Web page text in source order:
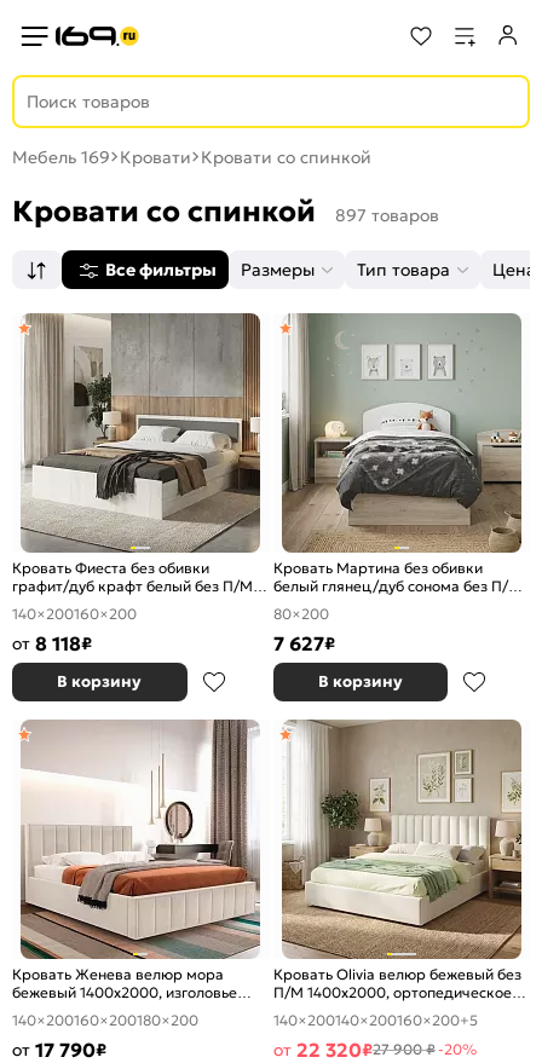
Мебель 169 Кровати Кровати со спинкой
Кровати со спинкой 897 товаров
Все фильтры Размеры Тип товара Цена
Кровать Фиеста без обивки
графит/дуб крафт белый без П/М
1400x2000, изголовье жесткое
140×200160×200
от 8 118₽
В корзину
Кровать Мартина без обивки
белый глянец/дуб сонома без П/М
800x2000, изголовье жесткое
80×200
7 627₽
В корзину
Кровать Женева велюр мора
бежевый 1400x2000, изголовье
мягкое
140×200160×200180×200
от 17 790₽
Кровать Olivia велюр бежевый без
П/М 1400x2000, ортопедическое
основание, изголовье мягкое
140×200140×200160×200+5
от 22 320₽27 900 ₽-20%